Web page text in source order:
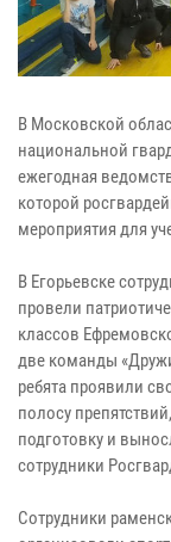
В Московской
национальной
ежегодная
которой
мероприятия для
В Егорьевске
провели
классов
две команды
ребята проявили
полосу
подготовку и
сотрудники
Сотрудники